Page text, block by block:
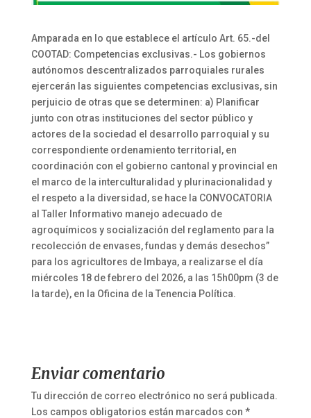
Amparada en lo que establece el artículo Art. 65.-del
COOTAD: Competencias exclusivas.- Los gobiernos
autónomos descentralizados parroquiales rurales
ejercerán las siguientes competencias exclusivas, sin
perjuicio de otras que se determinen: a) Planificar
junto con otras instituciones del sector público y
actores de la sociedad el desarrollo parroquial y su
correspondiente ordenamiento territorial, en
coordinación con el gobierno cantonal y provincial en
el marco de la interculturalidad y plurinacionalidad y
el respeto a la diversidad, se hace la CONVOCATORIA
al Taller Informativo manejo adecuado de
agroquímicos y socialización del reglamento para la
recolección de envases, fundas y demás desechos”
para los agricultores de Imbaya, a realizarse el día
miércoles 18 de febrero del 2026, a las 15h00pm (3 de
la tarde), en la Oficina de la Tenencia Política.
Enviar comentario
Tu dirección de correo electrónico no será publicada.
Los campos obligatorios están marcados con *